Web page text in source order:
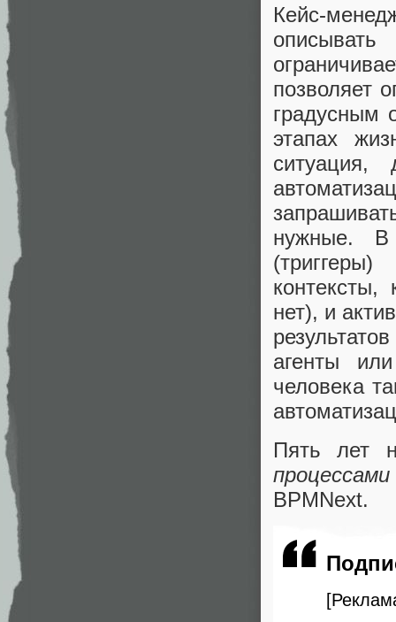
Кейс-
позволяет
градусным
этапах
ситуация,
нужные.
нет), и
агенты
человека
Пять лет
процессами
BPMNext.